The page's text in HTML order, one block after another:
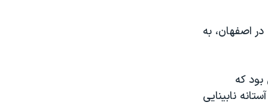
اصفهان، به
که
نابینایی